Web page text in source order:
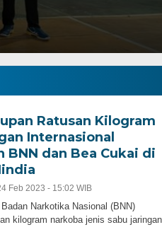
Ratusan Kilogram
Internasional
BNN dan Bea Cukai di
Feb 2023 - 15:02 WIB
Narkotika Nasional (BNN)
kilogram narkoba jenis sabu jaringan